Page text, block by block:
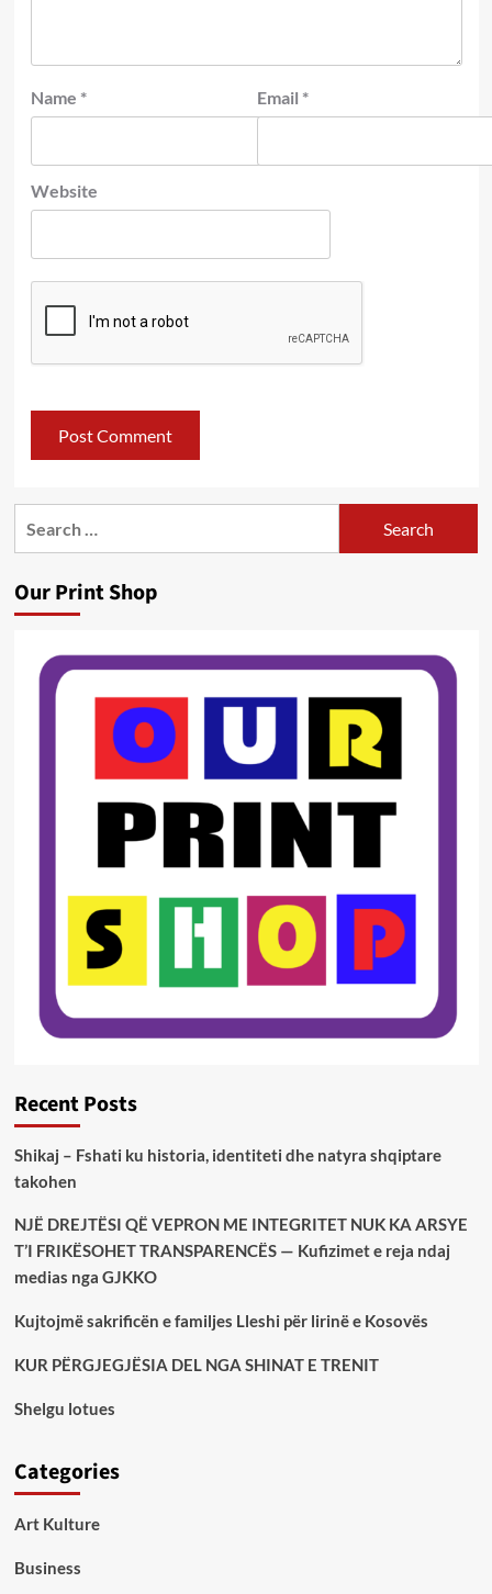
Name * Email *
Website
Our Print Shop
Recent Posts
Shikaj – Fshati ku historia, identiteti dhe natyra shqiptare
takohen
NJË DREJTËSI QË VEPRON ME INTEGRITET NUK KA ARSYE
T’I FRIKËSOHET TRANSPARENCËS — Kufizimet e reja ndaj
medias nga GJKKO
Kujtojmë sakrificën e familjes Lleshi për lirinë e Kosovës
KUR PËRGJEGJËSIA DEL NGA SHINAT E TRENIT
Shelgu lotues
Categories
Art Kulture
Business